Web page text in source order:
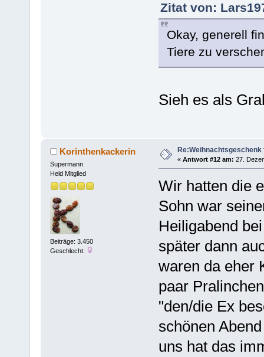
Zitat von:
Okay, generell
Tiere zu
Sieh es als
Korinthenkackerin
Supermann
Held Mitglied
Beiträge: 3.450
Geschlecht:
Re:Weihnachtsgeschenk
« Antwort #12 am: 27.
Wir hatten die
Sohn war
Heiligabend
später dann
waren da eher
paar
"den/die Ex
schönen
uns hat das